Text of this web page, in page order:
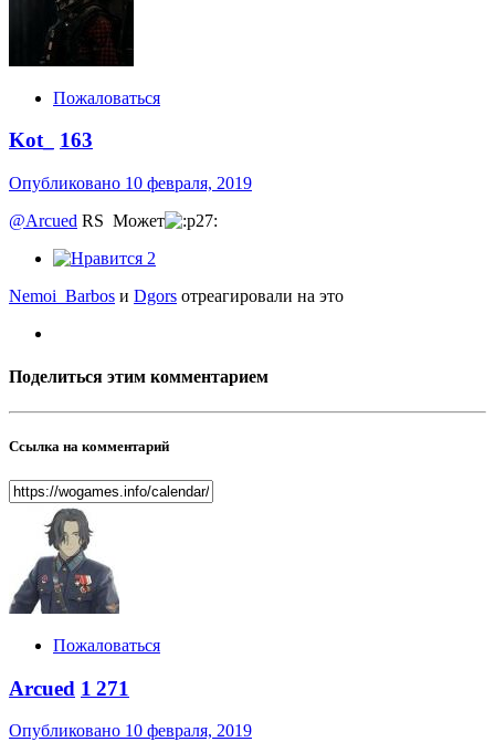
Пожаловаться
Kot_ 163
Опубликовано 10 февраля, 2019
@Arcued RS Может
2
Nemoi_Barbos и Dgors отреагировали на это
Поделиться этим комментарием
Ссылка на комментарий
Пожаловаться
Arcued 1 271
Опубликовано 10 февраля, 2019